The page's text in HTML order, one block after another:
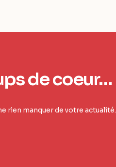
de coeur…
rien manquer de votre actualité.